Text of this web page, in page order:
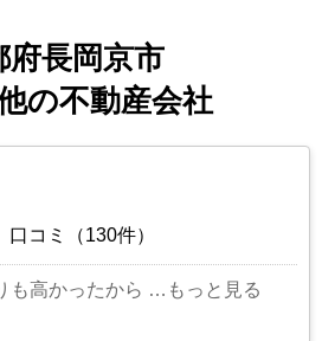
府長岡京市
の不動産会社
口コミ（130件）
も高かったから …もっと見る